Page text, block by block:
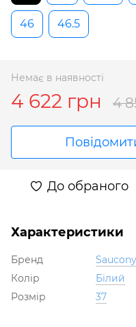
46 46.5
Немає в наявності
4 622 грн 4
До обраного
Характеристики
Бренд
Saucony
Колір
Білий
Розмір
37